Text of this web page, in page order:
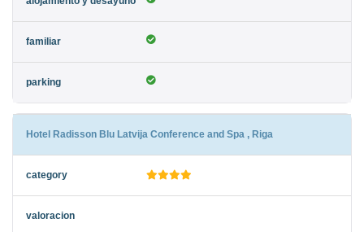
Hotel Radisson Blu Latvija Conference and Spa , Riga